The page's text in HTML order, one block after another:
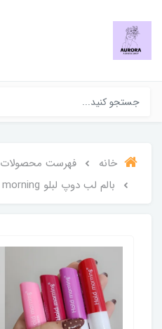
خانه
فهرست محصولات
بالم لب دوپ لبلو hold morning بالم لب حرارتی